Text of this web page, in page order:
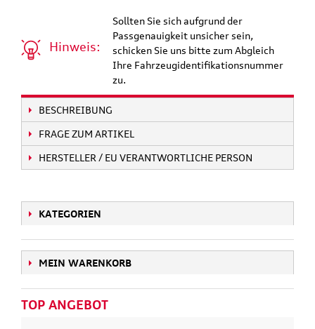
Hinweis:
Sollten Sie sich aufgrund der
Passgenauigkeit unsicher sein,
schicken Sie uns bitte zum Abgleich
Ihre Fahrzeugidentifikationsnummer
zu.
BESCHREIBUNG
FRAGE ZUM ARTIKEL
HERSTELLER / EU VERANTWORTLICHE PERSON
KATEGORIEN
MEIN WARENKORB
TOP ANGEBOT